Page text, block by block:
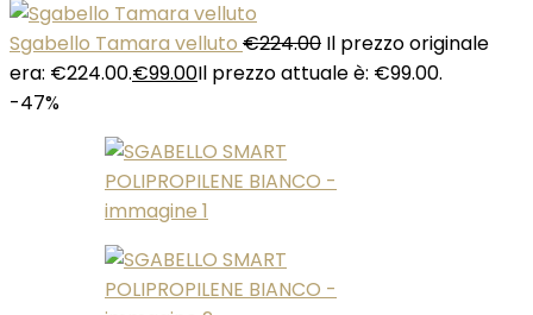
Sgabello Tamara velluto €224.00 Il prezzo originale
era: €224.00.€99.00Il prezzo attuale è: €99.00.
-47%